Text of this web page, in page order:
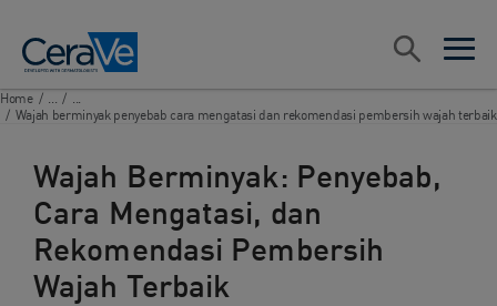
open
open
Search
Home / ... / ...
/ Wajah berminyak penyebab cara mengatasi dan rekomendasi pembersih wajah terbaik
Wajah Berminyak: Penyebab,
Cara Mengatasi, dan
Rekomendasi Pembersih
Wajah Terbaik